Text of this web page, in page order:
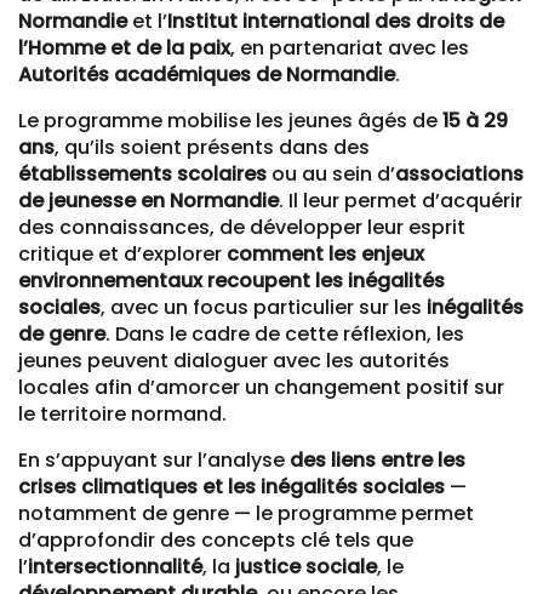
Normandieet l’Institut international des droits de
l’Homme et de la paix, en partenariat avec les
Autorités académiques de Normandie.
Le programme mobilise les jeunes âgés de15 à 29
ans, qu’ils soient présents dans des
établissements scolaires ou au sein d’associations
de jeunesse en Normandie. Il leur permet d’acquérir
des connaissances, de développer leur esprit
critique et d’explorer comment les enjeux
environnementaux recoupent les inégalités
sociales, avec un focus particulier sur les inégalités
de genre. Dans le cadre de cette réflexion, les
jeunes peuvent dialoguer avec les autorités
locales afin d’amorcer un changement positif sur
le territoire normand.
En s’appuyant sur l’analyse des liens entre les
crises climatiques et les inégalités sociales —
notamment de genre — le programme permet
d’approfondir des concepts clé tels que
l’intersectionnalité, la justice sociale, le